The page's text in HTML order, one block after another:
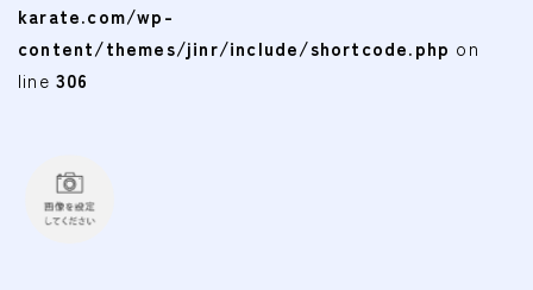
karate.com/wp-
content/themes/jinr/include/shortcode.php on
line 306